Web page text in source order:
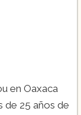
en Oaxaca
de 25 años de